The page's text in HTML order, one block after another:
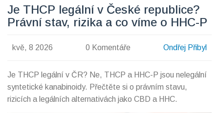
Je THCP legální v České republice?
Právní stav, rizika a co víme o HHC-P
kvě, 8 2026 0 Komentáře Ondřej Přibyl
Je THCP legální v ČR? Ne, THCP a HHC-P jsou nelegální
syntetické kanabinoidy. Přečtěte si o právním stavu,
rizicích a legálních alternativách jako CBD a HHC.